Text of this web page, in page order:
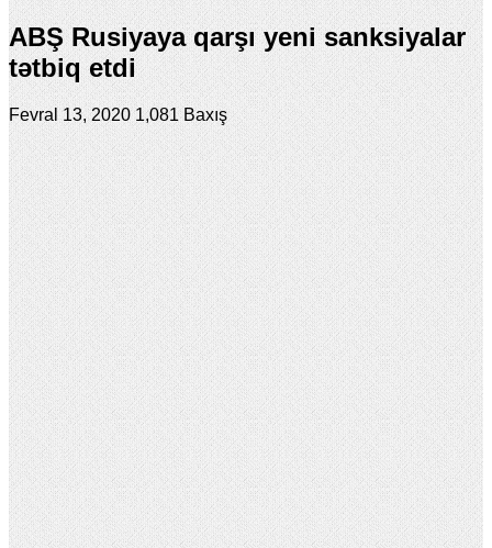
ABŞ Rusiyaya qarşı yeni sanksiyalar
tətbiq etdi
Fevral 13, 2020 1,081 Baxış